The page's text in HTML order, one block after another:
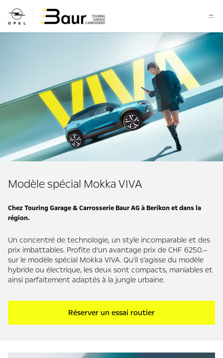
Modèle spécial Mokka VIVA
Chez Touring Garage & Carrosserie Baur AG à Berikon et dans la
région.
Un concentré de technologie, un style incomparable et des
prix imbattables. Profite d’un avantage prix de CHF 6250.–
sur le modèle spécial Mokka VIVA. Qu’il s’agisse du modèle
hybride ou électrique, les deux sont compacts, maniables et
ainsi parfaitement adaptés à la jungle urbaine.
Réserver un essai routier